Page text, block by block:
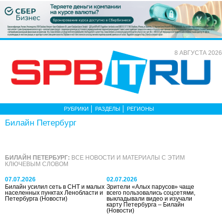
8 АВГУСТА 2026
РУБРИКИ РАЗДЕЛЫ РЕГИОНЫ
Билайн Петербург
БИЛАЙН ПЕТЕРБУРГ: ВСЕ НОВОСТИ И МАТЕРИАЛЫ С ЭТИМ
КЛЮЧЕВЫМ СЛОВОМ
07.07.2026
Билайн усилил сеть в СНТ и малых
населенных пунктах Ленобласти и
Петербурга (Новости)
02.07.2026
Зрители «Алых парусов» чаще
всего пользовались соцсетями,
выкладывали видео и изучали
карту Петербурга – Билайн
(Новости)